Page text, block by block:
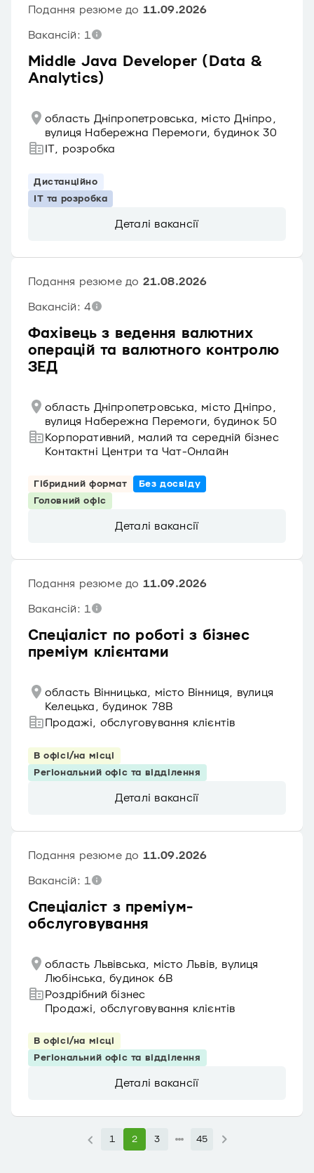
Middle Java Developer (Data &
Analytics)
Подання резюме до 11.09.2026
Вакансій: 1
область Дніпропетровська, місто Дніпро,
вулиця Набережна Перемоги, будинок 30
IT, розробка
Дистанційно
IT та розробка
Деталі вакансії
Фахівець з ведення валютних
операцій та валютного контролю
ЗЕД
Подання резюме до 21.08.2026
Вакансій: 4
область Дніпропетровська, місто Дніпро,
вулиця Набережна Перемоги, будинок 50
Корпоративний, малий та середній бізнес
Контактні Центри та Чат-Онлайн
Гібридний формат
Без досвіду
Головний офіс
Деталі вакансії
Спеціаліст по роботі з бізнес
преміум клієнтами
Подання резюме до 11.09.2026
Вакансій: 1
область Вінницька, місто Вінниця, вулиця
Келецька, будинок 78В
Продажі, обслуговування клієнтів
В офісі/на місці
Регіональний офіс та відділення
Деталі вакансії
Спеціаліст з преміум-
обслуговування
Подання резюме до 11.09.2026
Вакансій: 1
область Львівська, місто Львів, вулиця
Любінська, будинок 6В
Роздрібний бізнес
Продажі, обслуговування клієнтів
В офісі/на місці
Регіональний офіс та відділення
Деталі вакансії
1 2 3 45